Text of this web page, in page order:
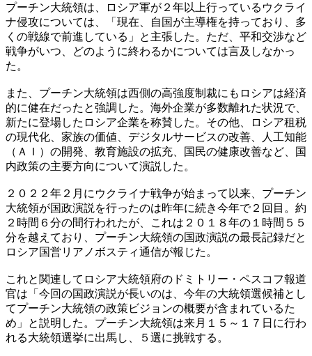
プーチン大統領は、ロシア軍が２年以上行っているウクライ
ナ侵攻については、「現在、自国が主導権を持っており、多
くの戦線で前進している」と主張した。ただ、平和交渉など
戦争がいつ、どのように終わるかについては言及しなかっ
た。
また、プーチン大統領は西側の高強度制裁にもロシアは経済
的に健在だったと強調した。海外企業が多数離れた状況で、
新たに登場したロシア企業を称賛した。その他、ロシア租税
の現代化、家族の価値、デジタルサービスの改善、人工知能
（ＡＩ）の開発、教育施設の拡充、国民の健康改善など、国
内政策の主要方向について演説した。
２０２２年２月にウクライナ戦争が始まって以来、プーチン
大統領が国政演説を行ったのは昨年に続き今年で２回目。約
２時間６分の間行われたが、これは２０１８年の１時間５５
分を越えており、プーチン大統領の国政演説の最長記録だと
ロシア国営リアノボスティ通信が報じた。
これと関連してロシア大統領府のドミトリー・ペスコフ報道
官は「今回の国政演説が長いのは、今年の大統領選候補とし
てプーチン大統領の政策ビジョンの概要が含まれているた
め」と説明した。プーチン大統領は来月１５～１７日に行わ
れる大統領選挙に出馬し、５選に挑戦する。